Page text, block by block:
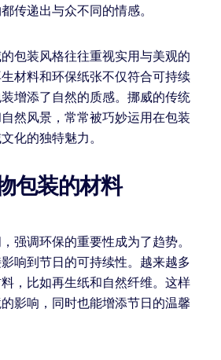
传递出与众不同的情感。
包装风格往往重视实用与美观的
材料和环保纸张不仅符合可持续
增添了自然的质感。挪威的传统
然风景，常常被巧妙运用在包装
化的独特魅力。
包装的材料
强调环保的重要性成为了趋势。
响到节日的可持续性。越来越多
，比如再生纸和自然纤维。这样
影响，同时也能增添节日的温馨